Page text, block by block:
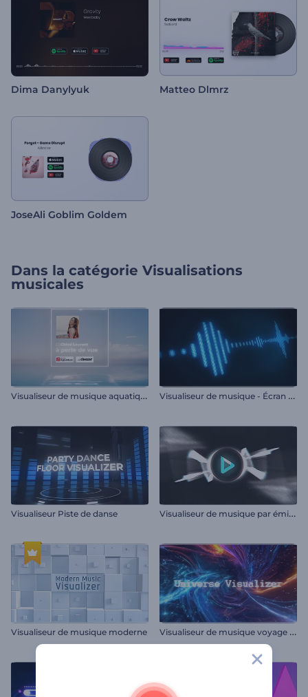
Dima Danylyuk Matteo Dlmrz
JoseAli Goblim Goldem
Dans la catégorie Visualisations
musicales
V
isualiseur de musique aquatique V
isualiseur de musique - Écran LCD
Visualiseur Piste de danse V
isualiseur de musique par émission de particules
Visualiseur de musique moderne V
isualiseur de musique voyage galactique